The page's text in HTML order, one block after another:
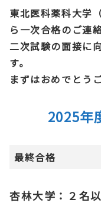
東北医科薬科大学
ら一次合格のご連
二次試験の面接に
す。
まずはおめでとう
2025年
最終合格
杏林大学：２名